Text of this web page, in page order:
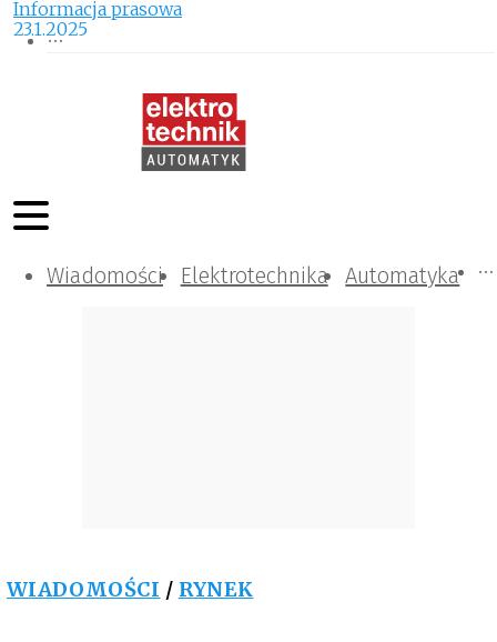
Wiadomości Elektrotechnika Automatyka
Komunikacja i IT
Kontrola
Tematy specjalne
WIADOMOŚCI / RYNEK
Informacja prasowa
23.1.2025